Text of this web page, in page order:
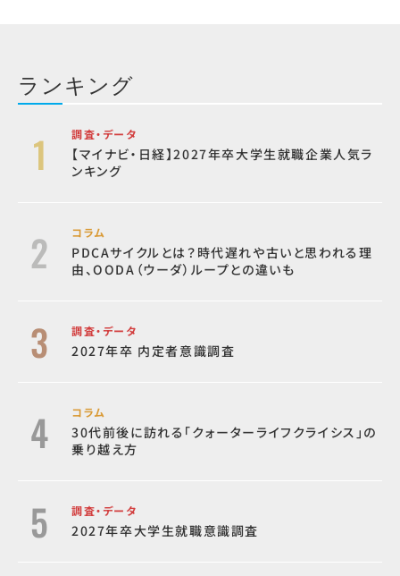
ランキング
調査・データ
【マイナビ・日経】2027年卒大学生就職企業人気ラ
ンキング
コラム
PDCAサイクルとは？時代遅れや古いと思われる理
由、OODA（ウーダ）ループとの違いも
調査・データ
2027年卒 内定者意識調査
コラム
30代前後に訪れる「クォーターライフクライシス」の
乗り越え方
調査・データ
2027年卒大学生就職意識調査